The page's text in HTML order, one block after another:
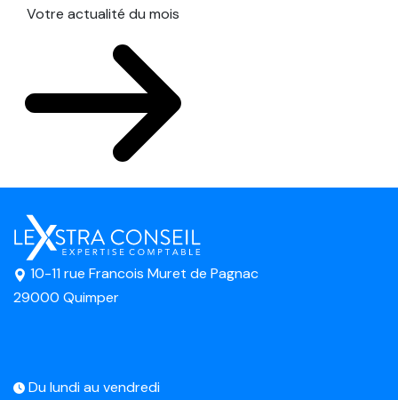
Votre actualité du mois
10-11 rue Francois Muret de Pagnac
29000 Quimper
Du lundi au vendredi